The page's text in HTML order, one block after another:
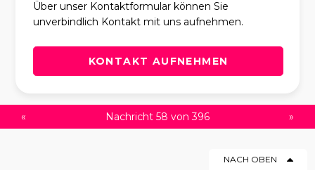
Über unser Kontaktformular können Sie
unverbindlich Kontakt mit uns aufnehmen.
KONTAKT AUFNEHMEN
« Nachricht 58 von 396 »
NACH OBEN